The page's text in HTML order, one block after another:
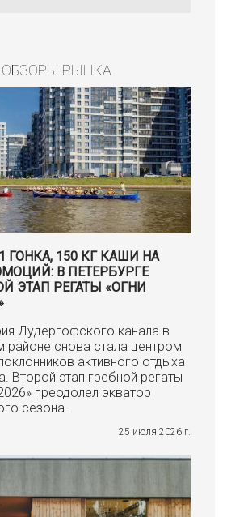
РЫНКА
ГОНКА, 150 КГ КАШИ НА
В ПЕТЕРБУРГЕ
ЭТАП РЕГАТЫ «ОГНИ
Дудергофского канала в
районе снова стала центром
активного отдыха
Второй этап гребной регаты
преодолел экватор
сезона.
25 июля 2026 г.